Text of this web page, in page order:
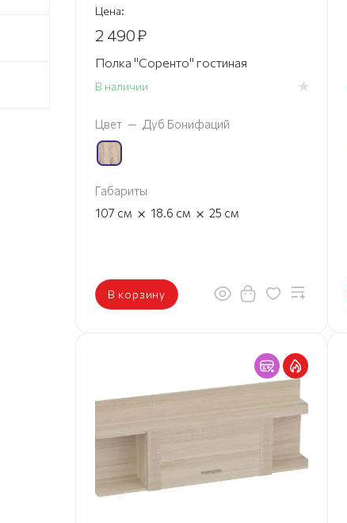
Цена:
2 490₽
Полка "Соренто" гостиная
В наличии
Цвет — Дуб Бонифаций
Габариты
107 см × 18.6 см × 25 см
В корзину